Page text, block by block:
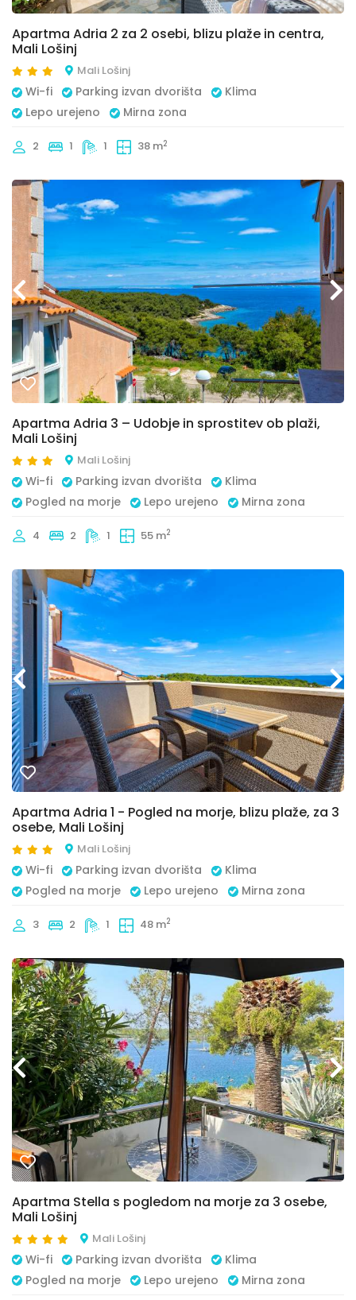
Apartma Adria 2 za 2 osebi, blizu plaže in centra,
Mali Lošinj
Mali Lošinj
Wi-fi Parking izvan dvorišta
Klima
Lepo urejeno
Mirna zona
2 1 1 38 m2
Apartma Adria 3 – Udobje in sprostitev ob plaži,
Mali Lošinj
Mali Lošinj
Wi-fi Parking izvan dvorišta
Klima
Pogled na morje
Lepo urejeno Mirna zona
4 2 1 55 m2
Apartma Adria 1 - Pogled na morje, blizu plaže, za 3
osebe, Mali Lošinj
Mali Lošinj
Wi-fi Parking izvan dvorišta
Klima
Pogled na morje
Lepo urejeno Mirna zona
3 2 1 48 m2
Apartma Stella s pogledom na morje za 3 osebe,
Mali Lošinj
Mali Lošinj
Wi-fi Parking izvan dvorišta
Klima
Pogled na morje
Lepo urejeno Mirna zona